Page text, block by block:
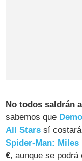
No todos saldrán
sabemos que
All Stars sí
Spider-Man: Miles
€, aunque se podrá